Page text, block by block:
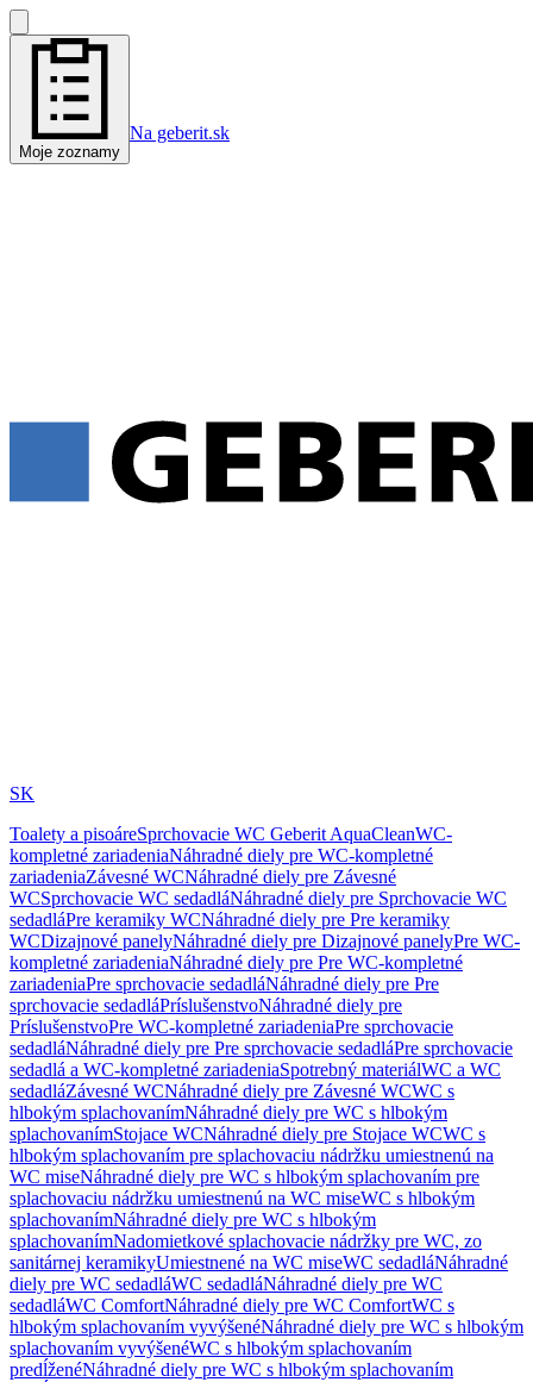
Moje zoznamy
Na geberit.sk
SK
Toalety a pisoáreSprchovacie WC Geberit AquaCleanWC-
kompletné zariadeniaNáhradné diely pre WC-kompletné
zariadeniaZávesné WCNáhradné diely pre Závesné
WCSprchovacie WC sedadláNáhradné diely pre Sprchovacie WC
sedadláPre keramiky WCNáhradné diely pre Pre keramiky
WCDizajnové panelyNáhradné diely pre Dizajnové panelyPre WC-
kompletné zariadeniaNáhradné diely pre Pre WC-kompletné
zariadeniaPre sprchovacie sedadláNáhradné diely pre Pre
sprchovacie sedadláPríslušenstvoNáhradné diely pre
PríslušenstvoPre WC-kompletné zariadeniaPre sprchovacie
sedadláNáhradné diely pre Pre sprchovacie sedadláPre sprchovacie
sedadlá a WC-kompletné zariadeniaSpotrebný materiálWC a WC
sedadláZávesné WCNáhradné diely pre Závesné WCWC s
hlbokým splachovanímNáhradné diely pre WC s hlbokým
splachovanímStojace WCNáhradné diely pre Stojace WCWC s
hlbokým splachovaním pre splachovaciu nádržku umiestnenú na
WC miseNáhradné diely pre WC s hlbokým splachovaním pre
splachovaciu nádržku umiestnenú na WC miseWC s hlbokým
splachovanímNáhradné diely pre WC s hlbokým
splachovanímNadomietkové splachovacie nádržky pre WC, zo
sanitárnej keramikyUmiestnené na WC miseWC sedadláNáhradné
diely pre WC sedadláWC sedadláNáhradné diely pre WC
sedadláWC ComfortNáhradné diely pre WC ComfortWC s
hlbokým splachovaním vyvýšenéNáhradné diely pre WC s hlbokým
splachovaním vyvýšenéWC s hlbokým splachovaním
predĺženéNáhradné diely pre WC s hlbokým splachovaním